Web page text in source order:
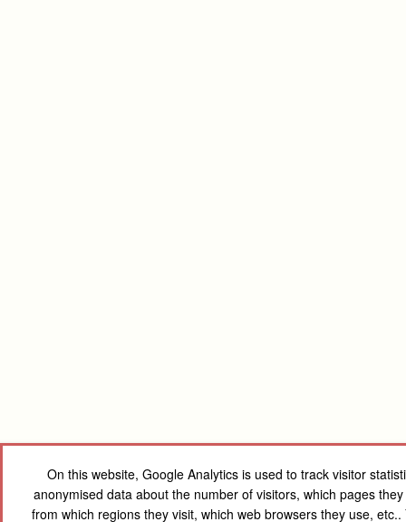
On this website, Google Analytics is used to track visitor
anonymised data about the number of visitors, which pages
from which regions they visit, which web browsers they use, etc..